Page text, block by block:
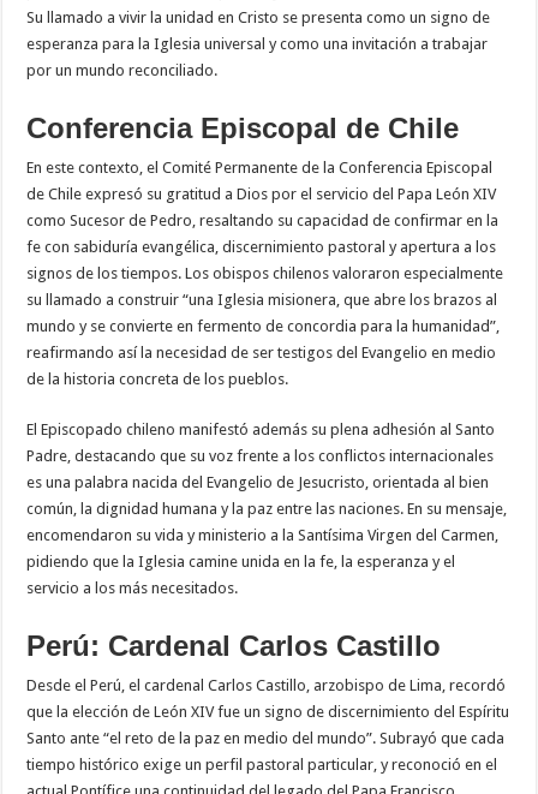
Su llamado a vivir la unidad en Cristo se presenta como un signo de
esperanza para la Iglesia universal y como una invitación a trabajar
por un mundo reconciliado.
Conferencia Episcopal de Chile
En este contexto, el Comité Permanente de la Conferencia Episcopal
de Chile expresó su gratitud a Dios por el servicio del Papa León XIV
como Sucesor de Pedro, resaltando su capacidad de confirmar en la
fe con sabiduría evangélica, discernimiento pastoral y apertura a los
signos de los tiempos. Los obispos chilenos valoraron especialmente
su llamado a construir “una Iglesia misionera, que abre los brazos al
mundo y se convierte en fermento de concordia para la humanidad”,
reafirmando así la necesidad de ser testigos del Evangelio en medio
de la historia concreta de los pueblos.
El Episcopado chileno manifestó además su plena adhesión al Santo
Padre, destacando que su voz frente a los conflictos internacionales
es una palabra nacida del Evangelio de Jesucristo, orientada al bien
común, la dignidad humana y la paz entre las naciones. En su mensaje,
encomendaron su vida y ministerio a la Santísima Virgen del Carmen,
pidiendo que la Iglesia camine unida en la fe, la esperanza y el
servicio a los más necesitados.
Perú: Cardenal Carlos Castillo
Desde el Perú, el cardenal Carlos Castillo, arzobispo de Lima, recordó
que la elección de León XIV fue un signo de discernimiento del Espíritu
Santo ante “el reto de la paz en medio del mundo”. Subrayó que cada
tiempo histórico exige un perfil pastoral particular, y reconoció en el